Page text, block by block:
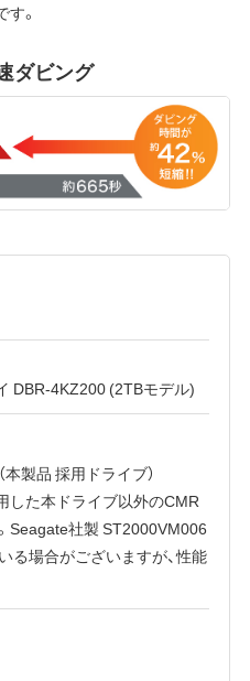
。
ダビング
DBR-4KZ200 (2TBモデル)
製品 採用ドライブ）
した本ドライブ以外のCMR
Seagate社製 ST2000VM006
る場合がございますが、性能